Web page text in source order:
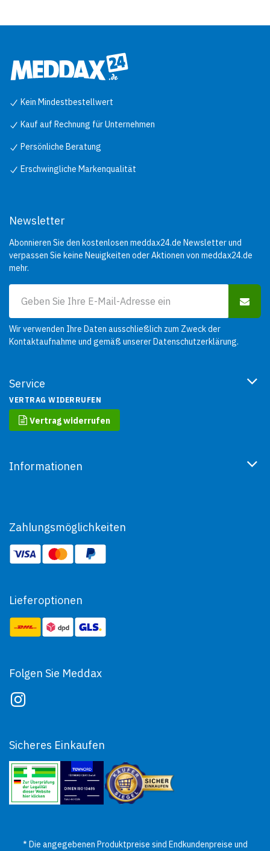
Kein Mindestbestellwert
Kauf auf Rechnung für Unternehmen
Persönliche Beratung
Erschwingliche Markenqualität
Service
VERTRAG WIDERRUFEN
Vertrag widerrufen
Informationen
Newsletter
Abonnieren Sie den kostenlosen meddax24.de Newsletter und
verpassen Sie keine Neuigkeiten oder Aktionen von meddax24.de
mehr.
Wir verwenden Ihre Daten ausschließlich zum Zweck der
Kontaktaufnahme und gemäß unsererDatenschutzerklärung.
Zahlungsmöglichkeiten
Lieferoptionen
Folgen Sie Meddax
Sicheres Einkaufen
* Die angegebenen Produktpreise sind Endkundenpreise und